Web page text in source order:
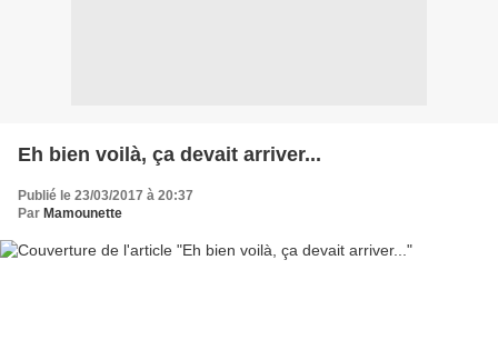
Eh bien voilà, ça devait arriver...
Publié le 23/03/2017 à 20:37
Par Mamounette